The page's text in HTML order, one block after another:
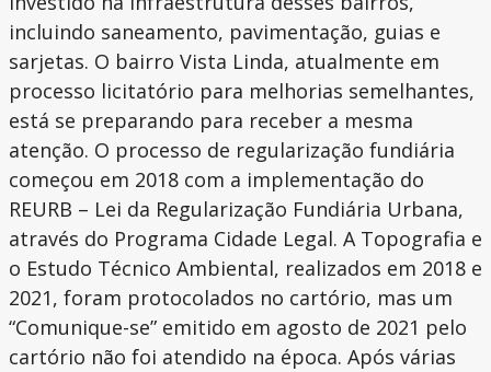
incluindo saneamento, pavimentação, guias e
sarjetas. O bairro Vista Linda, atualmente em
processo licitatório para melhorias semelhantes,
está se preparando para receber a mesma
atenção. O processo de regularização fundiária
começou em 2018 com a implementação do
REURB – Lei da Regularização Fundiária Urbana,
através do Programa Cidade Legal. A Topografia e
o Estudo Técnico Ambiental, realizados em 2018 e
2021, foram protocolados no cartório, mas um
“Comunique-se” emitido em agosto de 2021 pelo
cartório não foi atendido na época. Após várias